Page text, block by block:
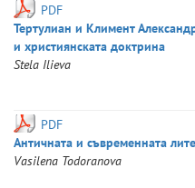
PDF
Тертулиан и Климент
и християнската доктрина
Stela Ilieva
PDF
Античната и съвременната
Vasilena Todoranova